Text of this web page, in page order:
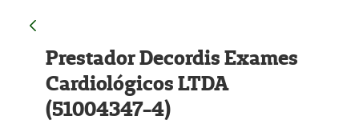
Prestador Decordis Exames
Cardiológicos LTDA
(51004347-4)